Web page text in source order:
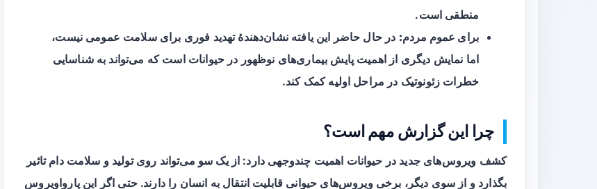
منطقی است.
برای عموم مردم: در حال حاضر این یافته نشان‌دهندهٔ تهدید فوری برای سلامت عمومی نیست،
اما نمایش دیگری از اهمیت پایش بیماری‌های نوظهور در حیوانات است که می‌تواند به شناسایی
خطرات زئونوتیک در مراحل اولیه کمک کند.
چرا این گزارش مهم است؟
کشف ویروس‌های جدید در حیوانات اهمیت چندوجهی دارد: از یک سو می‌تواند روی تولید و سلامت دام تاثیر
بگذارد و از سوی دیگر، برخی ویروس‌های حیوانی قابلیت انتقال به انسان را دارند. حتی اگر این پارواویروس